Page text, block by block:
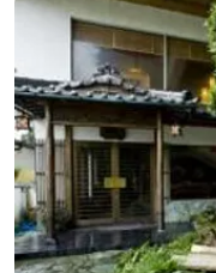
たせ湯を備えた「くのい